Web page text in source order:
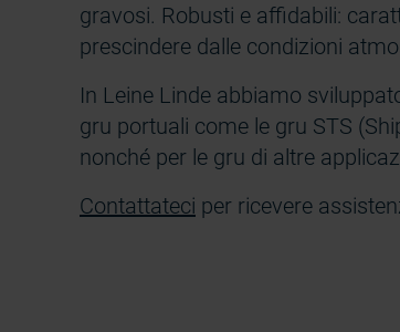
gravosi. Robusti e affidabili:
prescindere dalle condizioni
In Leine Linde abbiamo
gru portuali come le gru STS
nonché per le gru di altre
Contattateci per ricevere